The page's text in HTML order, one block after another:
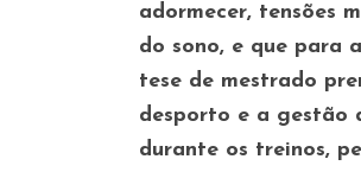
adormecer, tensões
do sono, e que para
tese de mestrado
desporto e a gestão
durante os treinos,